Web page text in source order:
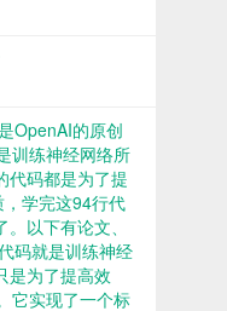
OpenAI的原创
训练神经网络所
代码都是为了提
学完这94行代
以下有论文、
码就是训练神经
是为了提高效
它实现了一个标